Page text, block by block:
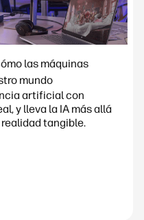
las máquinas
mundo
artificial con
y lleva la IA más allá
tangible.